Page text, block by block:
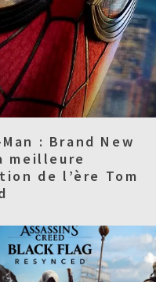
: Brand New
meilleure
de l’ère Tom